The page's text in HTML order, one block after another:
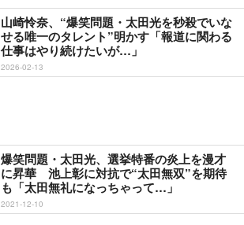
山崎怜奈、“爆笑問題・太田光を秒殺でいな
せる唯一のタレント”明かす「報道に関わる
仕事はやり続けたいが…」
2026-02-13
爆笑問題・太田光、選挙特番の炎上を漫才
に昇華 池上彰に対抗で“太田無双”を期待
も「太田無礼になっちゃって…」
2021-12-10